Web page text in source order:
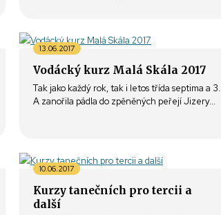
Vodácký kurz Malá Skála 2017
13.06.2017
Tak jako každý rok, tak i letos třída septima a 3.
A zanořila pádla do zpěněných peřejí Jizery...
Kurzy tanečních pro tercii a
další
10.06.2017